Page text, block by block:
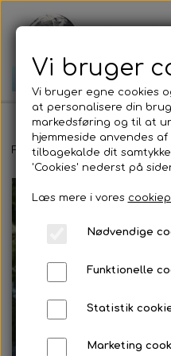
Jordens
Forside Workshops -
Vi bruger
Vi bruger egne cookies
at personalisere din
markedsføring og til at
hjemmeside anvendes
tilbagekalde dit
'Cookies' nederst på
Læs mere i vores
Nødvendige
Funktionelle
Statistik
Marketing